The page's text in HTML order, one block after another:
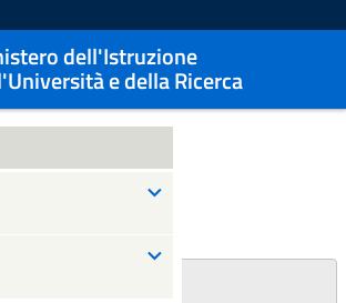
dell'Istruzione
e della Ricerca